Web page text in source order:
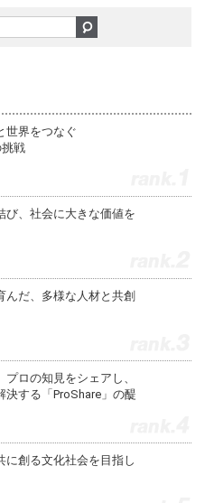
世界をつなぐ
戦
び、社会に大きな価値を
んだ、多様な人材と共創
ロの知見をシェアし、
決する「ProShare」の醍
に創る文化社会を目指し